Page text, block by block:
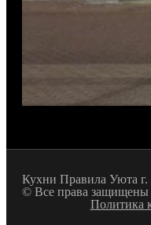
Кухни Правила Уюта
© Все права защищены
Политика